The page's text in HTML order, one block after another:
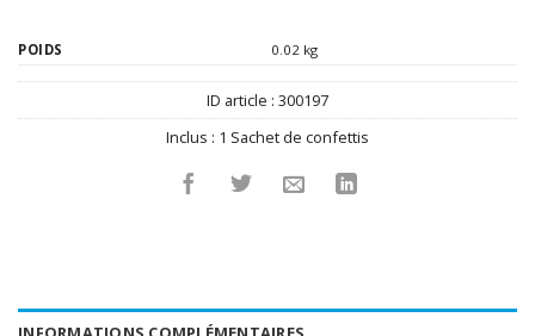
POIDS 0.02 kg
ID article : 300197
Inclus : 1 Sachet de confettis